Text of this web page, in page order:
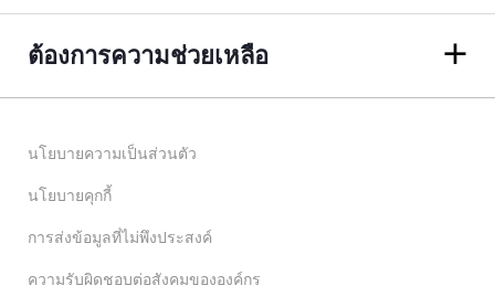
ต้องการความช่วยเหลือ
นโยบายความเป็นส่วนตัว
นโยบายคุกกี้
การส่งข้อมูลที่ไม่พึงประสงค์
ความรับผิดชอบต่อสังคมขององค์กร